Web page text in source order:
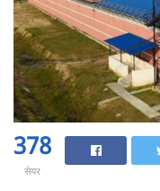
378
सेयर